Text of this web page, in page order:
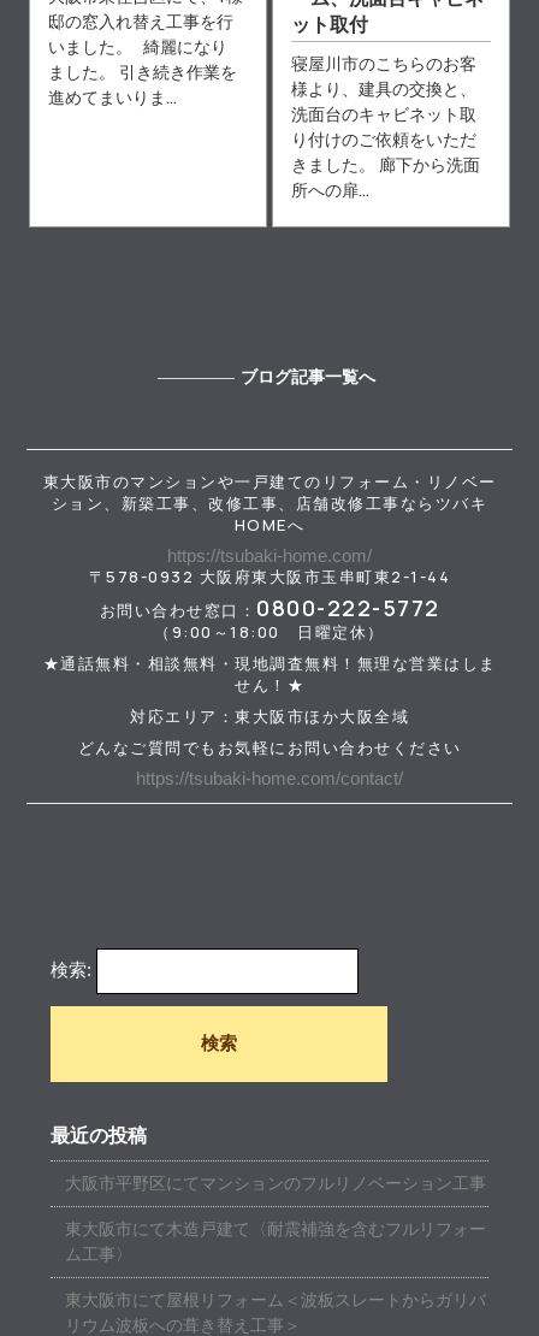
邸の窓入れ替え工事を行
いました。 綺麗になり
ました。 引き続き作業を
進めてまいりま...
ット取付
寝屋川市のこちらのお客
様より、建具の交換と、
洗面台のキャビネット取
り付けのご依頼をいただ
きました。 廊下から洗面
所への扉...
ブログ記事一覧へ
東大阪市のマンションや一戸建てのリフォーム・リノベー
ション、新築工事、改修工事、店舗改修工事ならツバキ
HOMEへ
https://tsubaki-home.com/
〒578-0932 大阪府東大阪市玉串町東2-1-44
お問い合わせ窓口： 0800-222-5772
（9:00～18:00 日曜定休）
★通話無料・相談無料・現地調査無料！無理な営業はしま
せん！★
対応エリア：東大阪市ほか大阪全域
どんなご質問でもお気軽にお問い合わせください
https://tsubaki-home.com/contact/
検索:
最近の投稿
大阪市平野区にてマンションのフルリノベーション工事
東大阪市にて木造戸建て〈耐震補強を含むフルリフォー
ム工事〉
東大阪市にて屋根リフォーム＜波板スレートからガリバ
リウム波板への葺き替え工事＞